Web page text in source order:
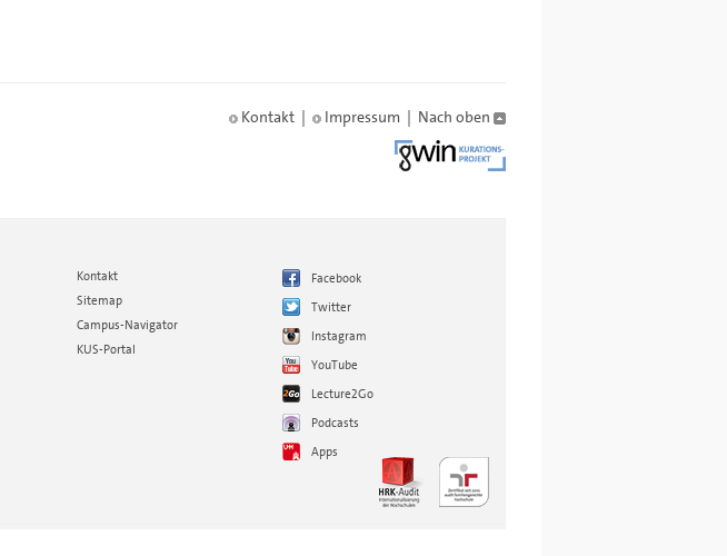
Kontakt | Impressum | Nach oben